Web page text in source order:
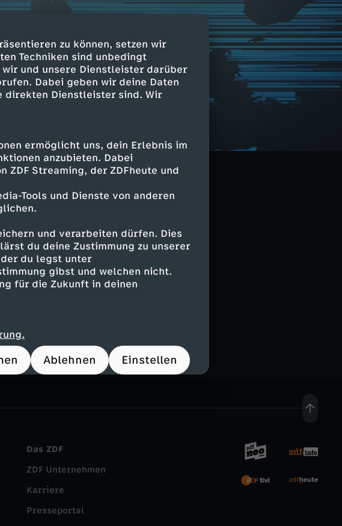
zu können, setzen wir
Techniken sind unbedingt
und unsere Dienstleister darüber
Dabei geben wir deine Daten
direkten Dienstleister sind. Wir
ermöglicht uns, dein Erlebnis im
anzubieten. Dabei
Streaming, der ZDFheute und
Tools und Dienste von anderen
und verarbeiten dürfen. Dies
du deine Zustimmung zu unserer
du legst unter
gibst und welchen nicht.
für die Zukunft in deinen
Ablehnen Einstellen
Das ZDF
ZDF Unternehmen
Karriere
Presseportal